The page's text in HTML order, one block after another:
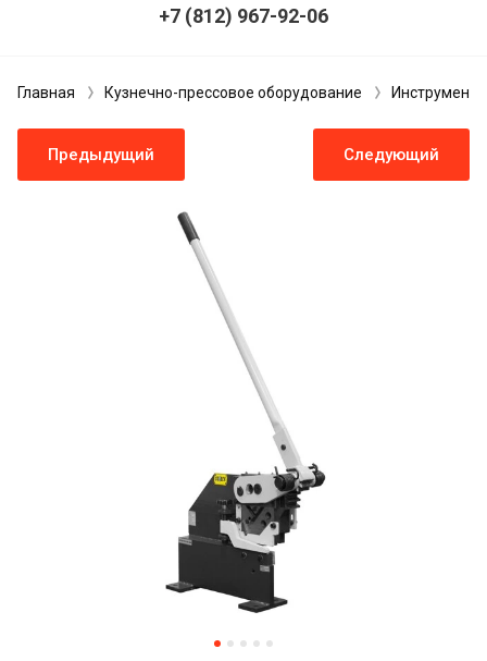
+7 (812) 967-92-06
Главная Кузнечно-прессовое оборудование
Предыдущий Следующий